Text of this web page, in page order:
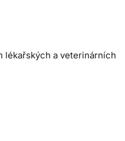
lékařských a veterinárních